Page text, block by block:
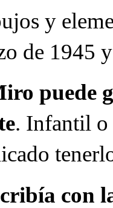
y
de 1945
puede
. Infantil o
con